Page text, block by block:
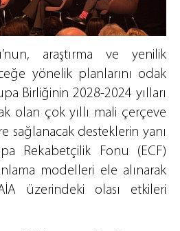
araştırma ve yenilik
yönelik planlarını odak
Birliğinin 2028-2024 yılları
olan çok yıllı mali çerçeve
sağlanacak desteklerin yanı
Rekabetçilik Fonu (ECF)
modelleri ele alınarak
üzerindeki olası etkileri